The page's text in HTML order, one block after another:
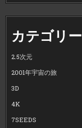
カテゴリー
2.5次元
2001年宇宙の旅
3D
4K
7SEEDS